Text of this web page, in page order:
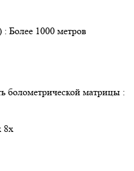
Более 1000 метров
болометрической матрицы :
8x